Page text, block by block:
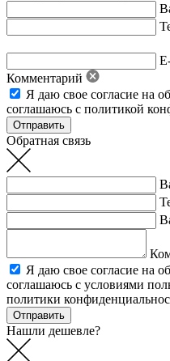
Комментарий
Я даю свое согласие на
соглашаюсь с политикой
Обратная связь
Я даю свое согласие на
соглашаюсь с условиями
политики
Нашли дешевле?